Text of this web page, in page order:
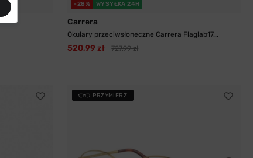
-28% WYSYŁKA 24H
Carrera
Okulary przeciwsłoneczne Carrera Flaglab17...
520,99 zł 727,99 zł
PRZYMIERZ